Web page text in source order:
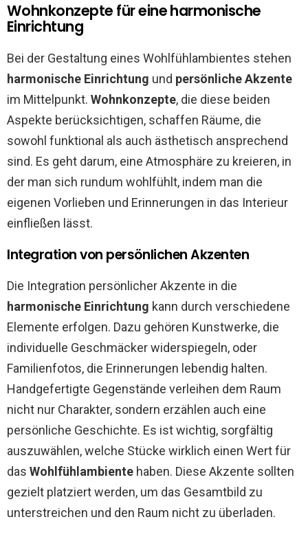
Wohnkonzepte für eine harmonische
Einrichtung
Bei der Gestaltung eines Wohlfühlambientes stehen
harmonische Einrichtung und persönliche Akzente
im Mittelpunkt. Wohnkonzepte, die diese beiden
Aspekte berücksichtigen, schaffen Räume, die
sowohl funktional als auch ästhetisch ansprechend
sind. Es geht darum, eine Atmosphäre zu kreieren, in
der man sich rundum wohlfühlt, indem man die
eigenen Vorlieben und Erinnerungen in das Interieur
einfließen lässt.
Integration von persönlichen Akzenten
Die Integration persönlicher Akzente in die
harmonische Einrichtung kann durch verschiedene
Elemente erfolgen. Dazu gehören Kunstwerke, die
individuelle Geschmäcker widerspiegeln, oder
Familienfotos, die Erinnerungen lebendig halten.
Handgefertigte Gegenstände verleihen dem Raum
nicht nur Charakter, sondern erzählen auch eine
persönliche Geschichte. Es ist wichtig, sorgfältig
auszuwählen, welche Stücke wirklich einen Wert für
das Wohlfühlambiente haben. Diese Akzente sollten
gezielt platziert werden, um das Gesamtbild zu
unterstreichen und den Raum nicht zu überladen.